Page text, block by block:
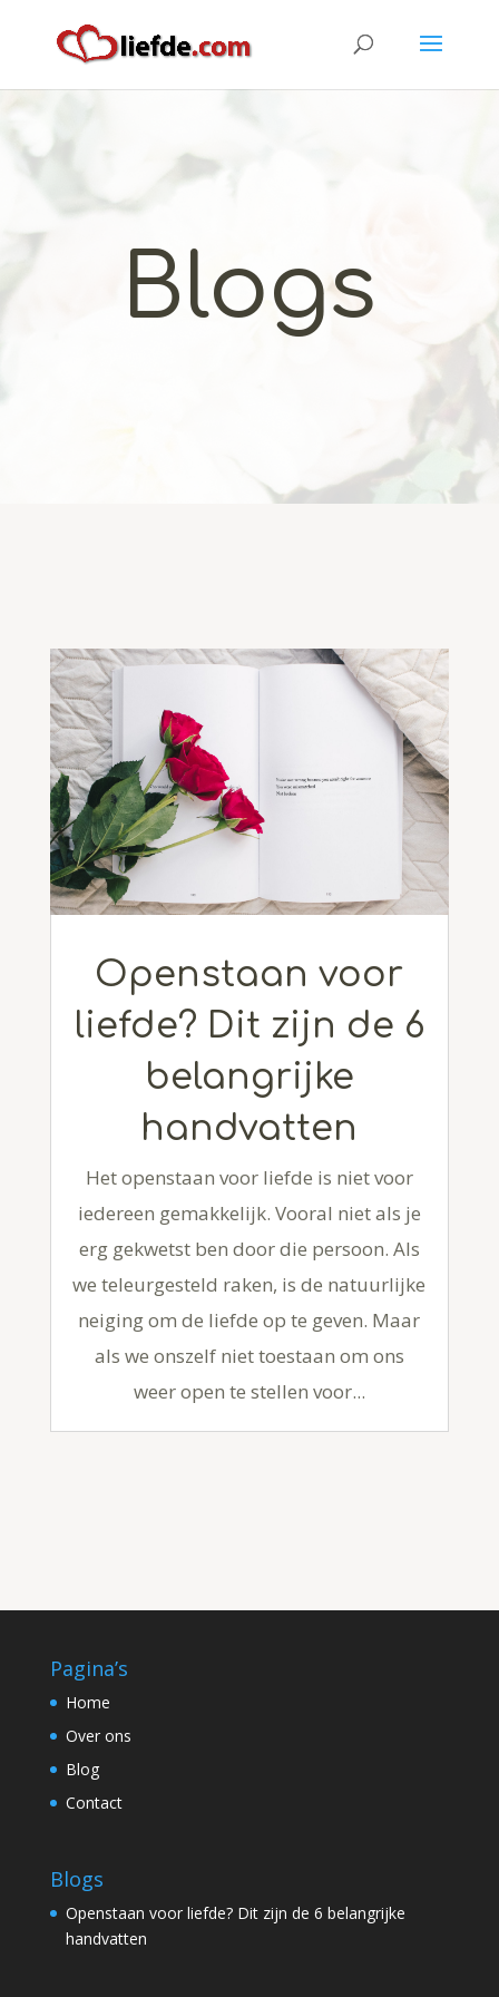
Blogs
Openstaan voor
liefde? Dit zijn de 6
belangrijke
handvatten
Het openstaan voor liefde is niet voor
iedereen gemakkelijk. Vooral niet als je
erg gekwetst ben door die persoon. Als
we teleurgesteld raken, is de natuurlijke
neiging om de liefde op te geven. Maar
als we onszelf niet toestaan ​​om ons
weer open te stellen voor...
Pagina’s
Home
Over ons
Blog
Contact
Blogs
Openstaan voor liefde? Dit zijn de 6 belangrijke
handvatten